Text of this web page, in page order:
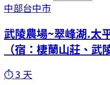
中部台中市
武陵農場~翠峰湖.太
（宿：棲蘭山莊、武
⏱3 天